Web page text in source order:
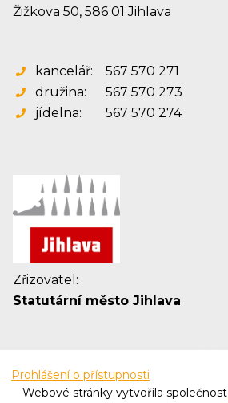
Žižkova 50, 586 01 Jihlava
kancelář:
567 570 271
družina:
567 570 273
jídelna:
567 570 274
Zřizovatel:
Statutární město Jihlava
Prohlášení o přístupnosti
Webové stránky vytvořila společnost